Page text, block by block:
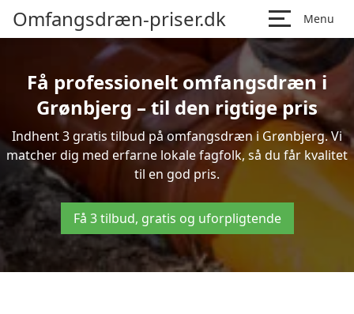
Omfangsdræn-priser.dk Menu
Få professionelt omfangsdræn i
Grønbjerg – til den rigtige pris
Indhent 3 gratis tilbud på omfangsdræn i Grønbjerg. Vi
matcher dig med erfarne lokale fagfolk, så du får kvalitet
til en god pris.
Få 3 tilbud, gratis og uforpligtende